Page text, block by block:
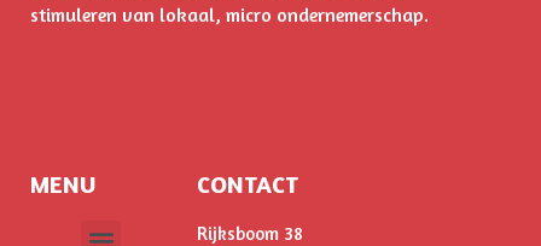
stimuleren van lokaal, micro ondernemerschap.
MENU CONTACT
Rijksboom 38